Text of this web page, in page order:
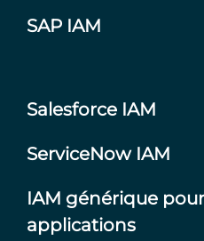
SAP IAM
Salesforce IAM
ServiceNow IAM
IAM générique
applications